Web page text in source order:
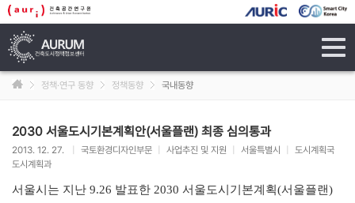
정책·연구 동향 정책동향 국내동향
2030 서울도시기본계획안(서울플랜) 최종 심의통과
2013. 12. 27. 국토환경디자인부문 사업추진 및 지원 서울특별시
도시계획국
도시계획과
서울시는 지난 9.26 발표한 2030 서울도시기본계획(서울플랜)